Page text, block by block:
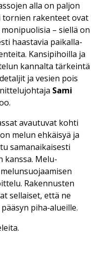
alla on paljon
tornien rakenteet ovat
– siellä on
haastavia paikalla­
Kansi­pihoilla ja
kannalta tärkeintä
ja vesien pois
Sami
avautuvat kohti
melun ehkäisyä ja
saman­aikaisesti
kanssa. Melu­
Rakennusten
sellaiset, että ne
piha‑alueille.